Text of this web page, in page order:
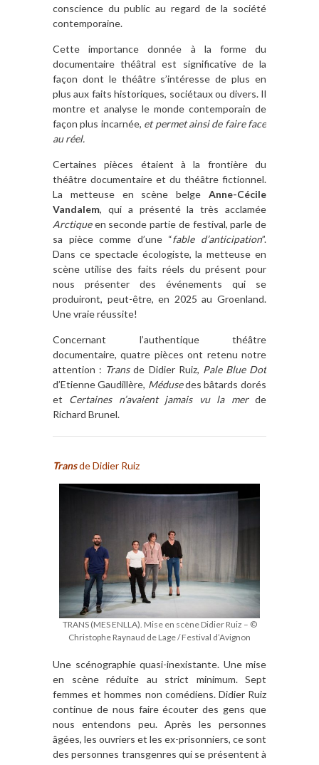
conscience du public au regard de la société
contemporaine.
Cette importance donnée à la forme du
documentaire théâtral est significative de la
façon dont le théâtre s’intéresse de plus en
plus aux faits historiques, sociétaux ou divers. Il
montre et analyse le monde contemporain de
façon plus incarnée, et permet ainsi de faire face
au réel.
Certaines pièces étaient à la frontière du
théâtre documentaire et du théâtre fictionnel.
La metteuse en scène belge Anne-Cécile
Vandalem, qui a présenté la très acclamée
Arctiqueen seconde partie de festival, parle de
sa pièce comme d’une “fable d’anticipation”.
Dans ce spectacle écologiste, la metteuse en
scène utilise des faits réels du présent pour
nous présenter des événements qui se
produiront, peut-être, en 2025 au Groenland.
Une vraie réussite!
Concernant l’authentique théâtre
documentaire, quatre pièces ont retenu notre
attention : Transde Didier Ruiz, Pale Blue Dot
d’Etienne Gaudillère, Médusedes bâtards dorés
et Certaines n’avaient jamais vu la merde
Richard Brunel.
Transde Didier Ruiz
TRANS (MES ENLLA). Mise en scène Didier Ruiz – ©
Christophe Raynaud de Lage / Festival d’Avignon
Une scénographie quasi-inexistante. Une mise
en scène réduite au strict minimum. Sept
femmes et hommes non comédiens. Didier Ruiz
continue de nous faire écouter des gens que
nous entendons peu. Après les personnes
âgées, les ouvriers et les ex-prisonniers, ce sont
des personnes transgenres qui se présentent à